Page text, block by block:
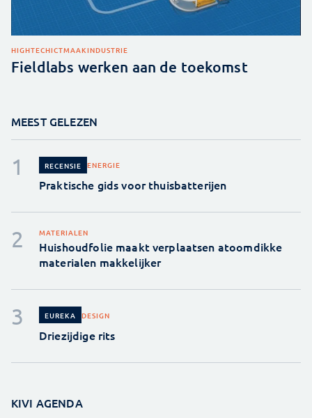
HIGHTECHICTMAAKINDUSTRIE
Fieldlabs werken aan de toekomst
MEEST GELEZEN
RECENSIE ENERGIE
Praktische gids voor thuisbatterijen
MATERIALEN
Huishoudfolie maakt verplaatsen atoomdikke
materialen makkelijker
EUREKA DESIGN
Driezijdige rits
KIVI AGENDA